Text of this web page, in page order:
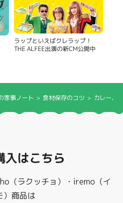
ラップといえばクレラップ！
THE ALFEE出演の新CM公開中
家事ノート 食材保存のコツ カレー、
入はこちら
（ラクッチョ）・iremo（イ
）商品は